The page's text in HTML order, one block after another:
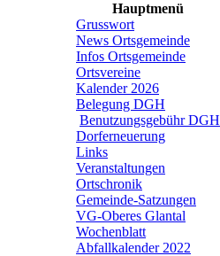
Hauptmenü
Grusswort
News Ortsgemeinde
Infos Ortsgemeinde
Ortsvereine
Kalender 2026
Belegung DGH
Benutzungsgebühr DGH
Dorferneuerung
Links
Veranstaltungen
Ortschronik
Gemeinde-Satzungen
VG-Oberes Glantal
Wochenblatt
Abfallkalender 2022